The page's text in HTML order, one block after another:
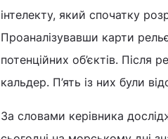
інтелекту, який спочатку
Проаналізувавши карти
потенційних об’єктів. Після
кальдер. П’ять із них були
За словами керівника